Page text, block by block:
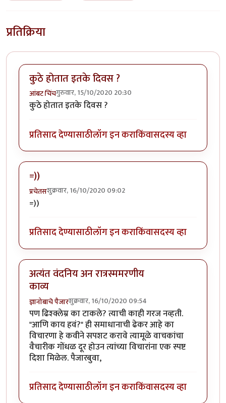
प्रतिक्रिया
कुठे होतात इतके दिवस ?
आंबट चिंचगुरुवार, 15/10/2020 20:30
कुठे होतात इतके दिवस ?
प्रतिसाद देण्यासाठीलॉग इन कराकिंवासदस्य व्हा
=))
प्रचेतसशुक्रवार, 16/10/2020 09:02
=))
प्रतिसाद देण्यासाठीलॉग इन कराकिंवासदस्य व्हा
अत्यंत वंदनिय अन रात्रस्ममरणीय
काव्य
ज्ञानोबाचे पैजारशुक्रवार, 16/10/2020 09:54
पण ढिश्क्लेम्र का टाकले? त्याची काही गरज नव्हती.
"आणि काय हवं?" ही समाधानाची ढेकर आहे का
विचारणा हे कवीने सपशट करावे त्यामूळे वाचकांचा
वैचारीक गोंधळ दूर होउन त्यांच्या विचारांना एक स्पष्ट
दिशा मिळेल. पैजारबुवा,
प्रतिसाद देण्यासाठीलॉग इन कराकिंवासदस्य व्हा